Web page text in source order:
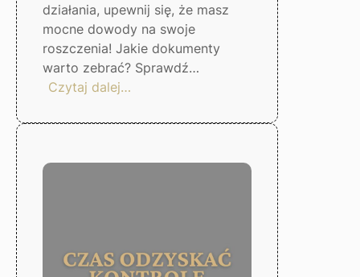
działania, upewnij się, że masz
mocne dowody na swoje
roszczenia! Jakie dokumenty
warto zebrać? Sprawdź…
Czytaj dalej…
zrobić,
dłużnik